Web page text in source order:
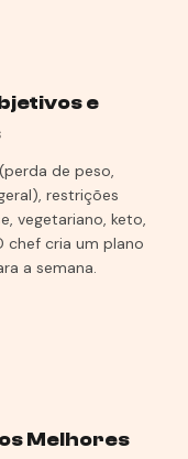
e
de peso,
restrições
vegetariano, keto,
chef cria um plano
a semana.
Melhores